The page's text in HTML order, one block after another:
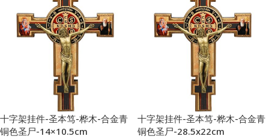
十字架挂件-圣本笃-桦木-合金青
铜色圣尸-14×10.5cm
十字架挂件-圣本笃-桦木-合金青
铜色圣尸-28.5x22cm